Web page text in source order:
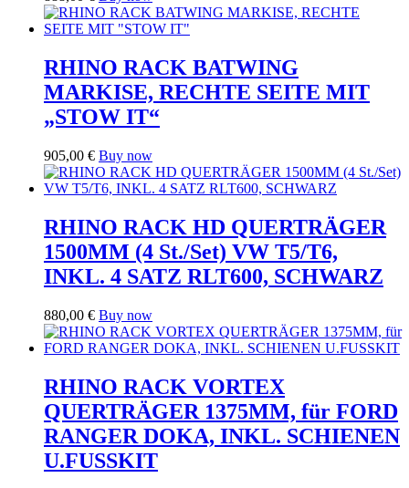
RHINO RACK BATWING
MARKISE, RECHTE SEITE MIT
„STOW IT“
905,00 € Buy now
RHINO RACK HD QUERTRÄGER
1500MM (4 St./Set) VW T5/T6,
INKL. 4 SATZ RLT600, SCHWARZ
880,00 € Buy now
RHINO RACK VORTEX
QUERTRÄGER 1375MM, für FORD
RANGER DOKA, INKL. SCHIENEN
U.FUSSKIT